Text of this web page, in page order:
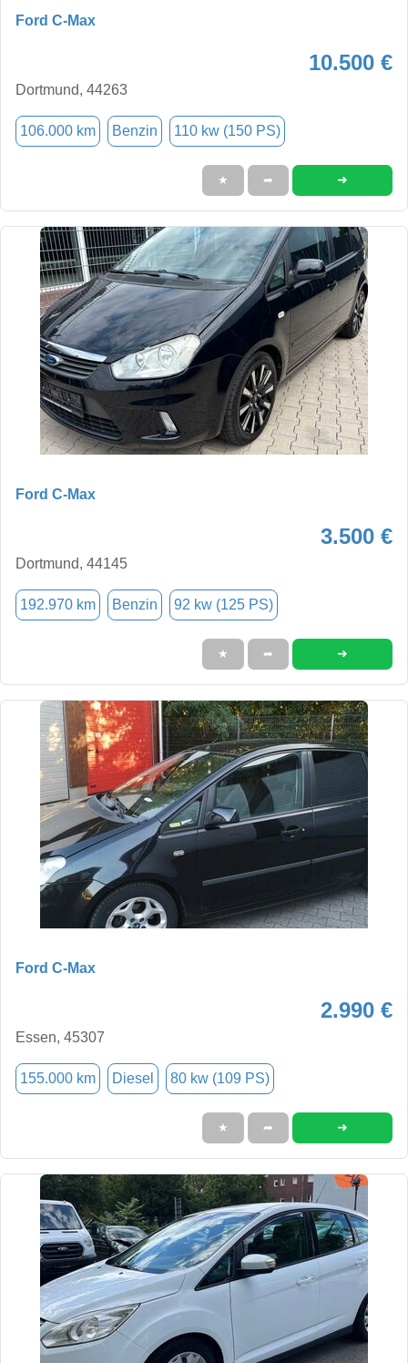
Ford C-Max
10.500 €
Dortmund, 44263
106.000 km Benzin 110 kw (150 PS)
★ ➦ ➜
Ford C-Max
3.500 €
Dortmund, 44145
192.970 km Benzin 92 kw (125 PS)
★ ➦ ➜
Ford C-Max
2.990 €
Essen, 45307
155.000 km Diesel 80 kw (109 PS)
★ ➦ ➜